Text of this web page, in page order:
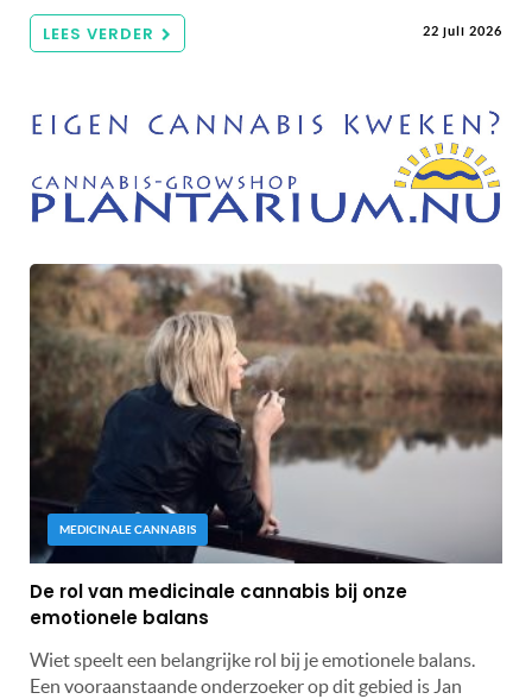
LEES VERDER 22 juli 2026
MEDICINALE CANNABIS
De rol van medicinale cannabis bij onze
emotionele balans
Wiet speelt een belangrijke rol bij je emotionele balans.
Een vooraanstaande onderzoeker op dit gebied is Jan